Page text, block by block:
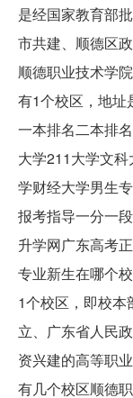
是经国家教育部
市共建、顺德区
顺德职业技术学
有1个校区，地址
一本排名二本排
大学211大学文
学财经大学男生
报考指导一分一
升学网广东高考
专业新生在哪个
1个校区，即校
立、广东省人民
资兴建的高等职
有几个校区顺德